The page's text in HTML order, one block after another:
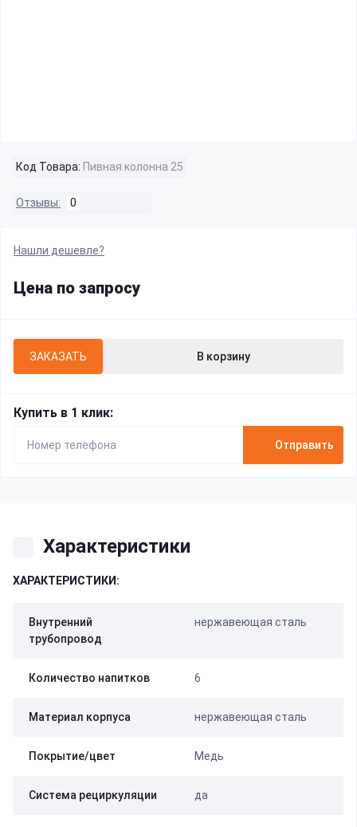
Код Товара: Пивная колонна 25
Отзывы: 0
Нашли дешевле?
Цена по запросу
ЗАКАЗАТЬ В корзину
Купить в 1 клик:
Отправить
Характеристики
ХАРАКТЕРИСТИКИ:
Внутренний
трубопровод
нержавеющая сталь
Количество напитков 6
Материал корпуса нержавеющая сталь
Покрытие/цвет Медь
Система рециркуляции да